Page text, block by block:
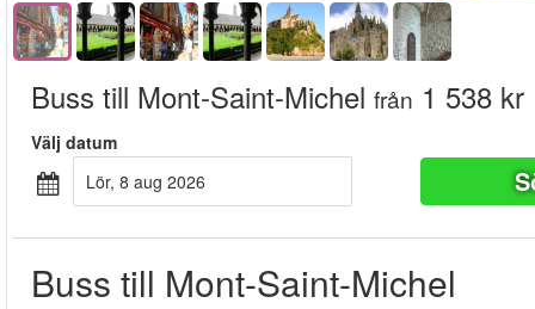
Buss till Mont-Saint-Michel från 1 538 kr
Välj datum
lör, 8 aug 2026
Buss till Mont-Saint-Michel